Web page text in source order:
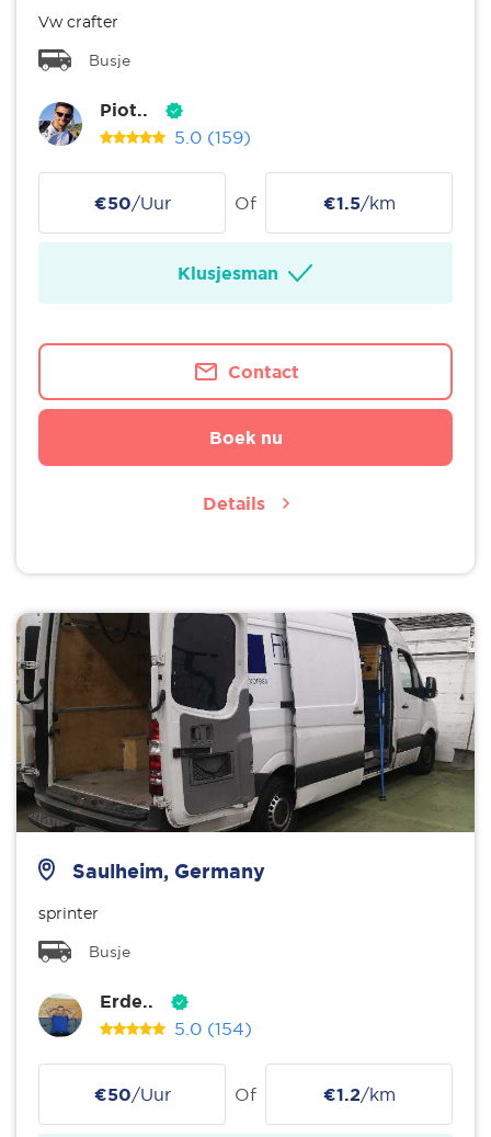
Vw crafter
Busje
Piot..
5.0 (159)
€50/Uur Of €1.5/km
Klusjesman
Contact
Boek nu
Details
Saulheim, Germany
sprinter
Busje
Erde..
5.0 (154)
€50/Uur Of €1.2/km